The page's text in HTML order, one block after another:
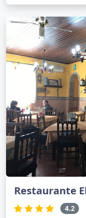
Restaurante
4.2